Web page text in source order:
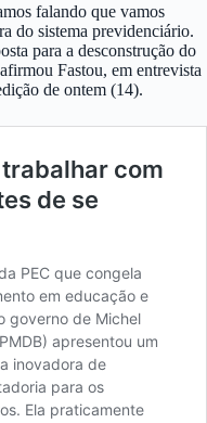
falando que vamos
do sistema previdenciário.
para a desconstrução do
Fastou, em entrevista
de ontem (14).